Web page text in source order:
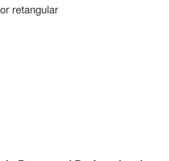
retangular